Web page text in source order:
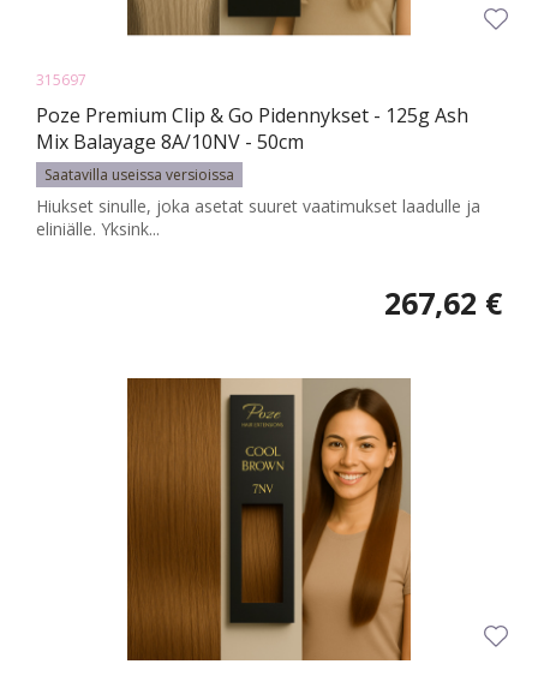
315697
Poze Premium Clip & Go Pidennykset - 125g Ash
Mix Balayage 8A/10NV - 50cm
Saatavilla useissa versioissa
Hiukset sinulle, joka asetat suuret vaatimukset laadulle ja
eliniälle. Yksink...
267,62 €